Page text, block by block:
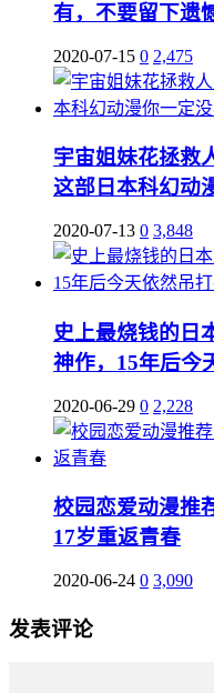
有，不要留下遗
2020-07-15 0 2,475
宇宙姐妹花拯救
这部日本科幻动
2020-07-13 0 3,848
史上最烧钱的日
神作，15年后今
2020-06-29 0 2,228
校园恋爱动漫推
17岁重返青春
2020-06-24 0 3,090
发表评论